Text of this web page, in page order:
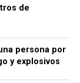
de
persona por
y explosivos